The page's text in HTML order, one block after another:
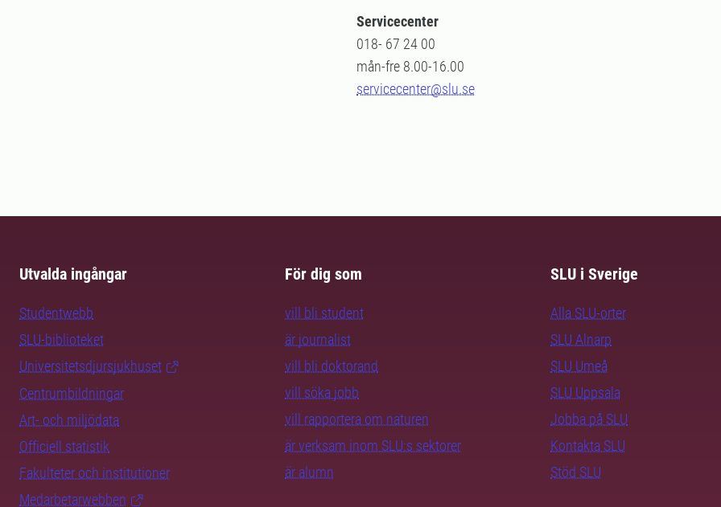
Servicecenter
018- 67 24 00
mån-fre 8.00-16.00
servicecenter@slu.se
Utvalda ingångar
Studentwebb
SLU-biblioteket
Universitetsdjursjukhuset
Centrumbildningar
Art- och miljödata
Officiell statistik
Fakulteter och institutioner
Medarbetarwebben
För dig som
vill bli student
är journalist
vill bli doktorand
vill söka jobb
vill rapportera om naturen
är verksam inom SLU:s sektorer
är alumn
SLU i Sverige
Alla SLU-orter
SLU Alnarp
SLU Umeå
SLU Uppsala
Jobba på SLU
Kontakta SLU
Stöd SLU